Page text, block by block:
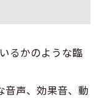
るかのような臨
音声、効果音、動